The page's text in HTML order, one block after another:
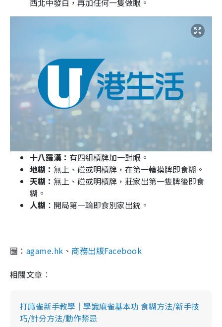
十八羅漢： 有四組槓牌加一對眼。
地糊： 無上、碰或明槓牌，在第一輪摸牌即食糊。
天糊： 無上、碰或明槓牌，莊家出第一隻牌後即食
糊。
人糊 ：開局第一輪即食別家出銃。
圖： agame.hk 、 商務出版Facebook
相關文章︰
打麻雀新手教學｜學識麻雀基本功 食糊方法/新手技
巧/計分方法/動作禁忌